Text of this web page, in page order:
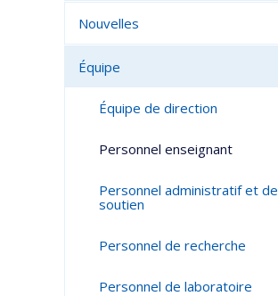
Nouvelles
Équipe
Équipe de direction
Personnel enseignant
Personnel administratif et de
soutien
Personnel de recherche
Personnel de laboratoire